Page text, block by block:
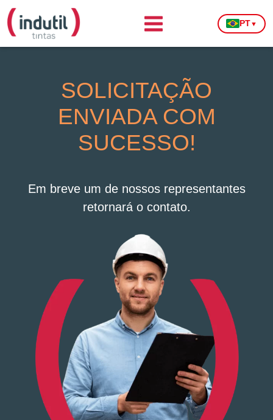
PT▼
SOLICITAÇÃO
ENVIADA COM
SUCESSO!
Em breve um de nossos representantes
retornará o contato.